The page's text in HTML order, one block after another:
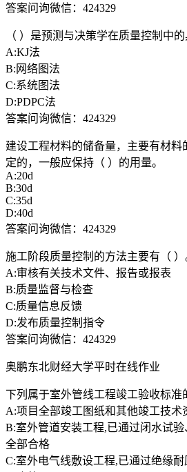
答案问询微信：424329
（ ）是预测与决策学在质量控制中的
A:KJ法
B:网络图法
C:系统图法
D:PDPC法
答案问询微信：424329
建设工程材料的储备量，主要有材
定的，一般应保持（ ）的用量。
A:20d
B:30d
C:35d
D:40d
答案问询微信：424329
施工阶段质量控制的方法主要有（ ）
A:审核有关技术文件、报告或报表
B:质量监督与检查
C:质量信息反馈
D:发布质量控制指令
答案问询微信：424329
奥鹏东北财经大学平时在线作业
下列属于室外管线工程竣工验收标准
A:项目全部竣工图纸和其他竣工技术
B:室外管道安装工程,已通过闭水试
全部合格
C:室外电气线敷设工程,已通过绝缘